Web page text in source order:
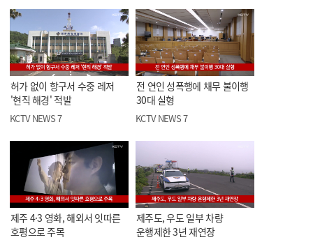
허가 없이 항구서 수중 레저
'현직 해경' 적발
KCTV NEWS 7
전 연인 성폭행에 채무 불이행
30대 실형
KCTV NEWS 7
제주 4·3 영화, 해외서 잇따른
호평으로 주목
제주도, 우도 일부 차량
운행제한 3년 재연장